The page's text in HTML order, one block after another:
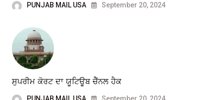
PUNJAB MAIL USA September 20, 2024
ਸੁਪਰੀਮ ਕੋਰਟ ਦਾ ਯੂਟਿਊਬ ਚੈੱਨਲ ਹੈਕ